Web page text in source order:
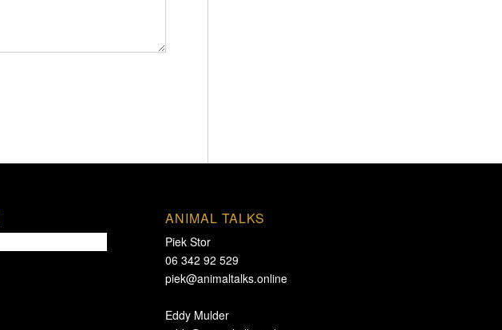
ANIMAL TALKS
Piek Stor
06 342 92 529
piek@animaltalks.online
Eddy Mulder